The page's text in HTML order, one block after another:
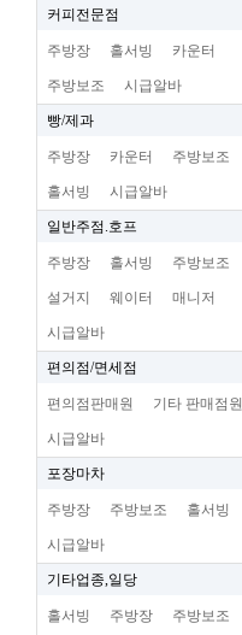
커피전문점
주방장 홀서빙 카운터
주방보조 시급알바
빵/제과
주방장 카운터 주방보조
홀서빙 시급알바
일반주점.호프
주방장 홀서빙 주방보조
설거지 웨이터 매니저
시급알바
편의점/면세점
편의점판매원 기타 판매점원
시급알바
포장마차
주방장 주방보조 홀서빙
시급알바
기타업종,일당
홀서빙 주방장 주방보조